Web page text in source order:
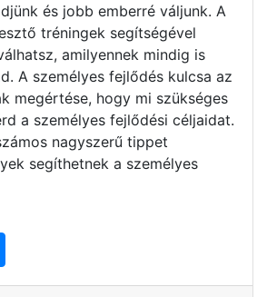
és jobb emberré váljunk. A
tréningek segítségével
amilyennek mindig is
A személyes fejlődés kulcsa az
megértése, hogy mi szükséges
a személyes fejlődési céljaidat.
nagyszerű tippet
segíthetnek a személyes